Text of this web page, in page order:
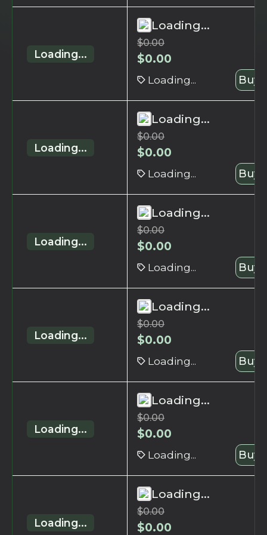
Loading...
Loading...
$0.00
$0.00
Loading... Buy
Loading...
Loading...
$0.00
$0.00
Loading... Buy
Loading...
Loading...
$0.00
$0.00
Loading... Buy
Loading...
Loading...
$0.00
$0.00
Loading... Buy
Loading...
Loading...
$0.00
$0.00
Loading... Buy
Loading...
Loading...
$0.00
$0.00